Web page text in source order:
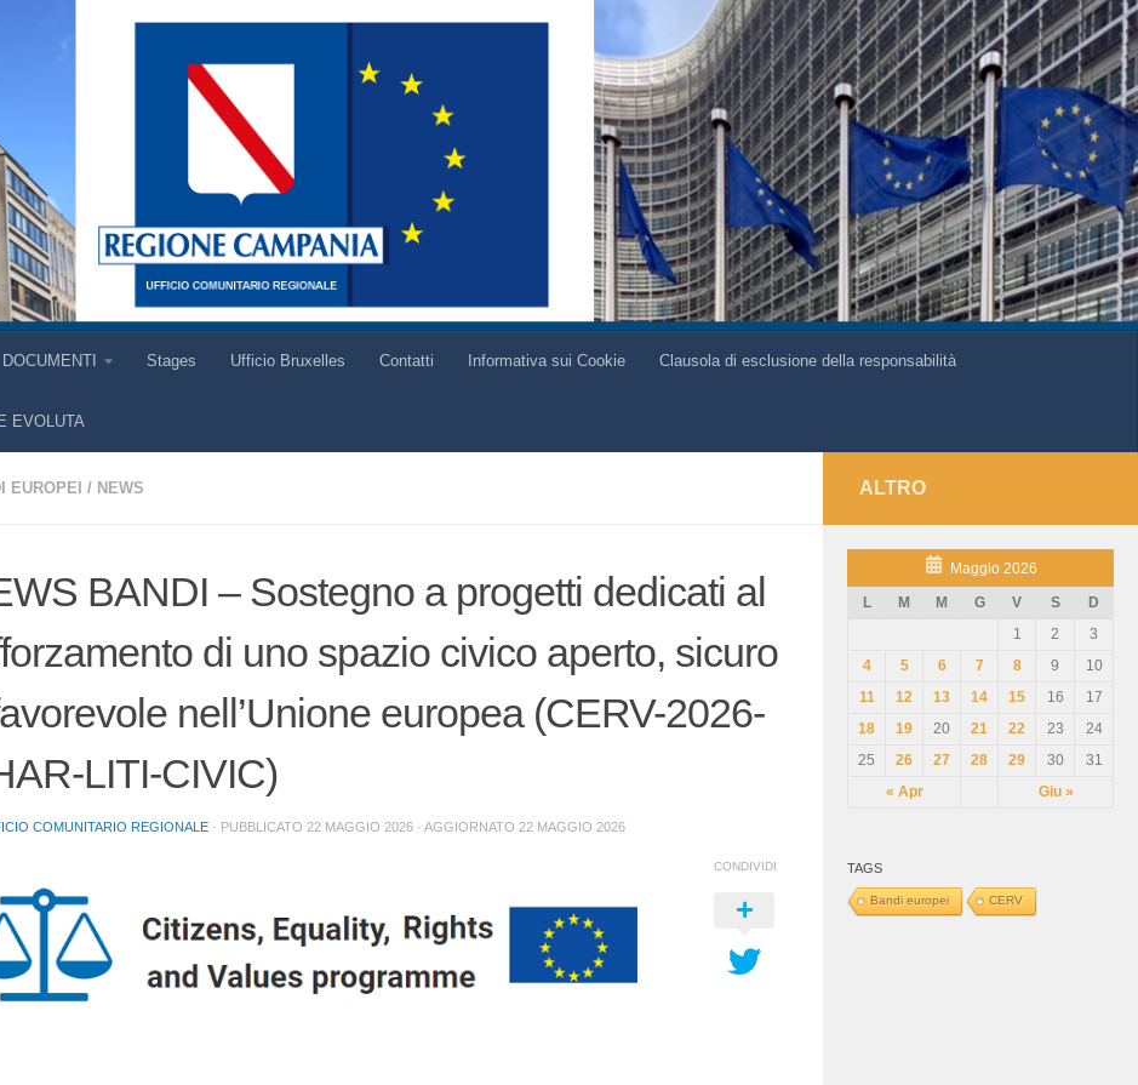
DOCUMENTI Stages Ufficio Bruxelles Contatti Informativa sui Cookie Clausola di esclusione della responsabilità
EVOLUTA
EUROPEI / NEWS
BANDI – Sostegno a progetti dedicati al
di uno spazio civico aperto, sicuro
nell’Unione europea (CERV-2026-
LITI-CIVIC)
COMUNITARIO REGIONALE · PUBBLICATO 22 MAGGIO 2026 · AGGIORNATO 22 MAGGIO 2026
CONDIVIDI
ALTRO
Maggio 2026
L
M M G V S D
« Apr Giu »
1 2
3
4
5 6 7 8 9
10
11
12 13 14 15 16
17
18
19 20 21 22 23
24
25
26 27 28 29 30 31
TAGS
Bandi europei CERV